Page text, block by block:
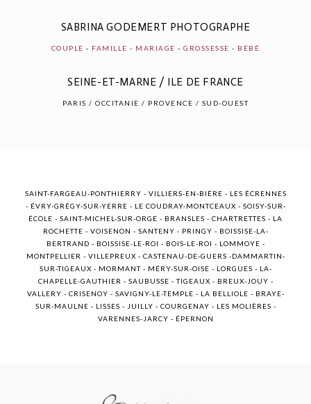
POST COMMENT
SABRINA GODEMERT PHOTOGRAPHE
COUPLE - FAMILLE - MARIAGE -GROSSESSE - BÉBÉ
SEINE-ET-MARNE / ILE DE FRANCE
PARIS / OCCITANIE / PROVENCE / SUD-OUEST
SAINT-FARGEAU-PONTHIERRY - VILLIERS-EN-BIÈRE - LES ÉCRENNES
- ÉVRY-GRÉGY-SUR-YERRE - LE COUDRAY-MONTCEAUX - SOISY-SUR-
ÉCOLE - SAINT-MICHEL-SUR-ORGE - BRANSLES - CHARTRETTES - LA
ROCHETTE - VOISENON - SANTENY - PRINGY - BOISSISE-LA-
BERTRAND - BOISSISE-LE-ROI - BOIS-LE-ROI - LOMMOYE -
MONTPELLIER - VILLEPREUX - CASTENAU-DE-GUERS -DAMMARTIN-
SUR-TIGEAUX - MORMANT - MÉRY-SUR-OISE - LORGUES - LA-
CHAPELLE-GAUTHIER - SAUBUSSE - TIGEAUX - BREUX-JOUY -
VALLERY - CRISENOY - SAVIGNY-LE-TEMPLE - LA BELLIOLE - BRAYE-
SUR-MAULNE - LISSES - JUILLY - COURGENAY - LES MOLIÈRES -
VARENNES-JARCY - ÉPERNON